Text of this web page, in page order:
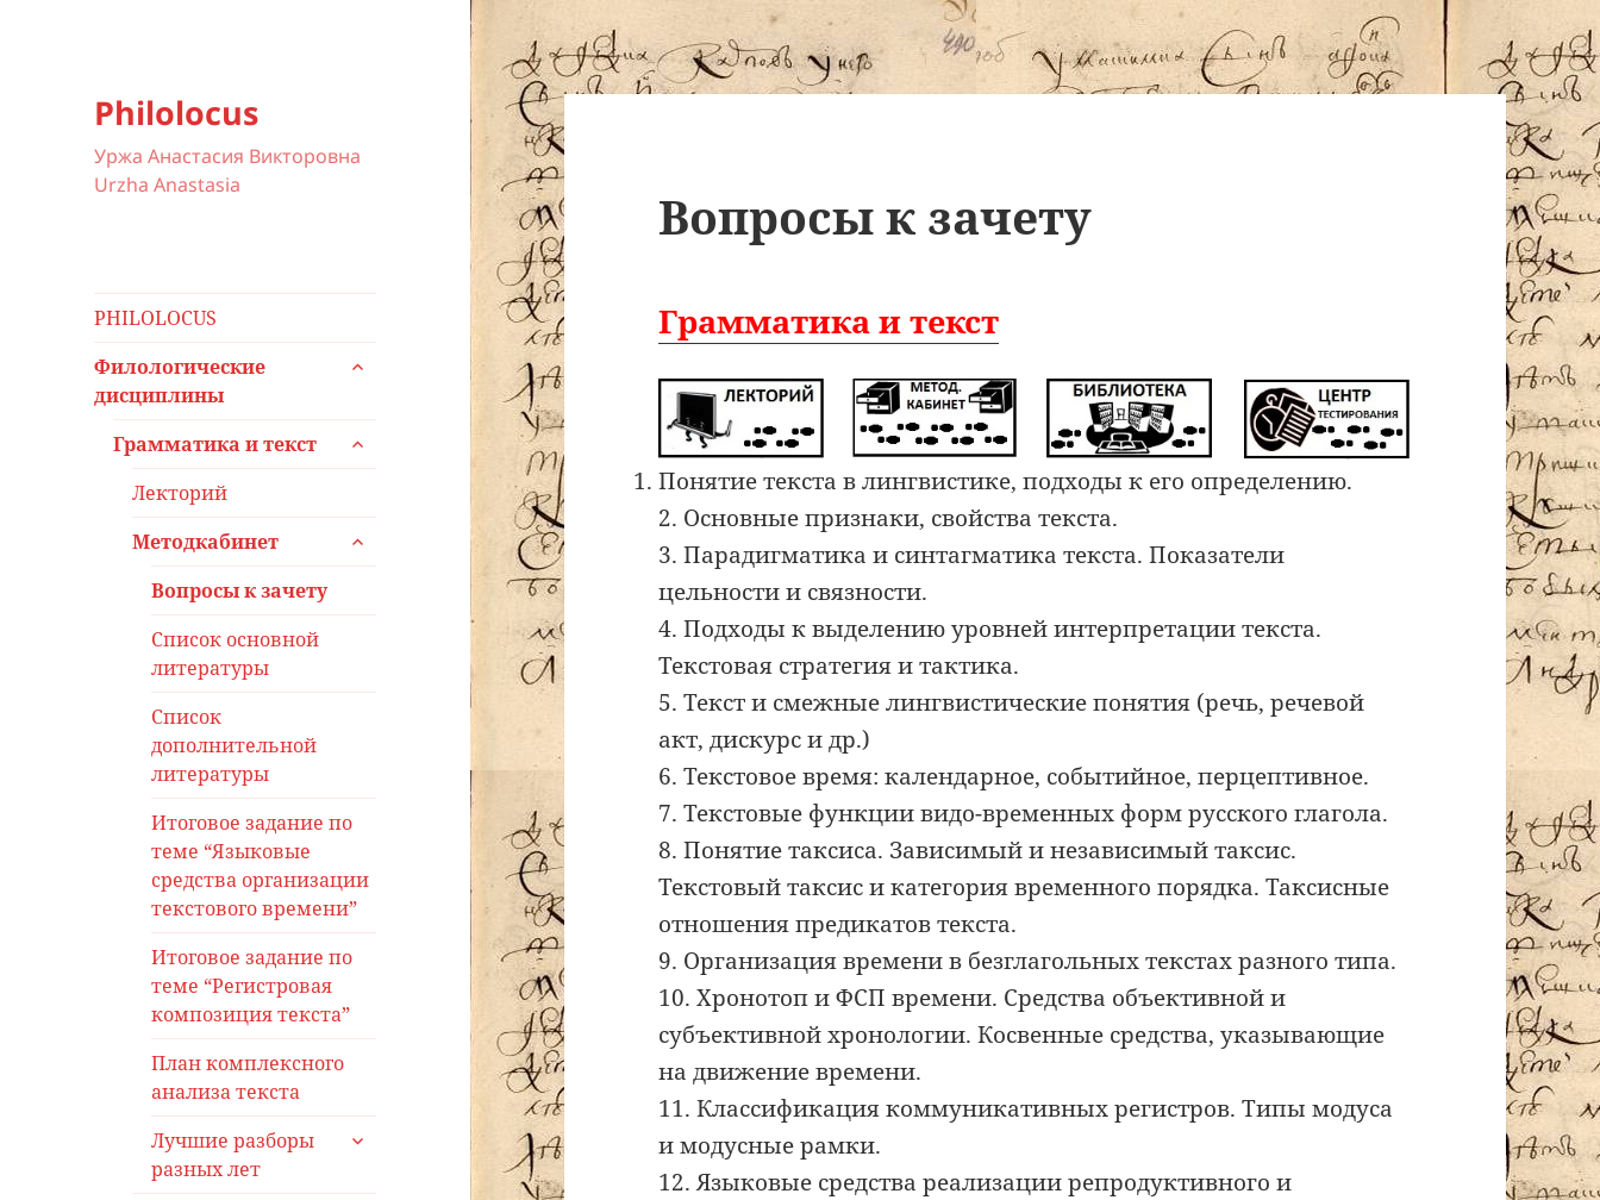
Philolocus
Уржа Анастасия Викторовна
Urzha Anastasia
PHILOLOCUS
Филологические
дисциплины
раскрыть
Грамматика и текст
раскрыть
Лекторий
Методкабинет
раскрыть
Вопросы к зачету
Список основной
литературы
Список
дополнительной
литературы
Итоговое задание по
теме “Языковые
средства организации
текстового времени”
Итоговое задание по
теме “Регистровая
композиция текста”
План комплексного
анализа текста
Лучшие разборы
разных лет
раскрыть
Вопросы к зачету
Грамматика и текст
Понятие текста в лингвистике, подходы к его определению.
2. Основные признаки, свойства текста.
3. Парадигматика и синтагматика текста. Показатели
цельности и связности.
4. Подходы к выделению уровней интерпретации текста.
Текстовая стратегия и тактика.
5. Текст и смежные лингвистические понятия (речь, речевой
акт, дискурс и др.)
6. Текстовое время: календарное, событийное, перцептивное.
7. Текстовые функции видо-временных форм русского глагола.
8. Понятие таксиса. Зависимый и независимый таксис.
Текстовый таксис и категория временного порядка. Таксисные
отношения предикатов текста.
9. Организация времени в безглагольных текстах разного типа.
10. Хронотоп и ФСП времени. Средства объективной и
субъективной хронологии. Косвенные средства, указывающие
на движение времени.
11. Классификация коммуникативных регистров. Типы модуса
и модусные рамки.
12. Языковые средства реализации репродуктивного и